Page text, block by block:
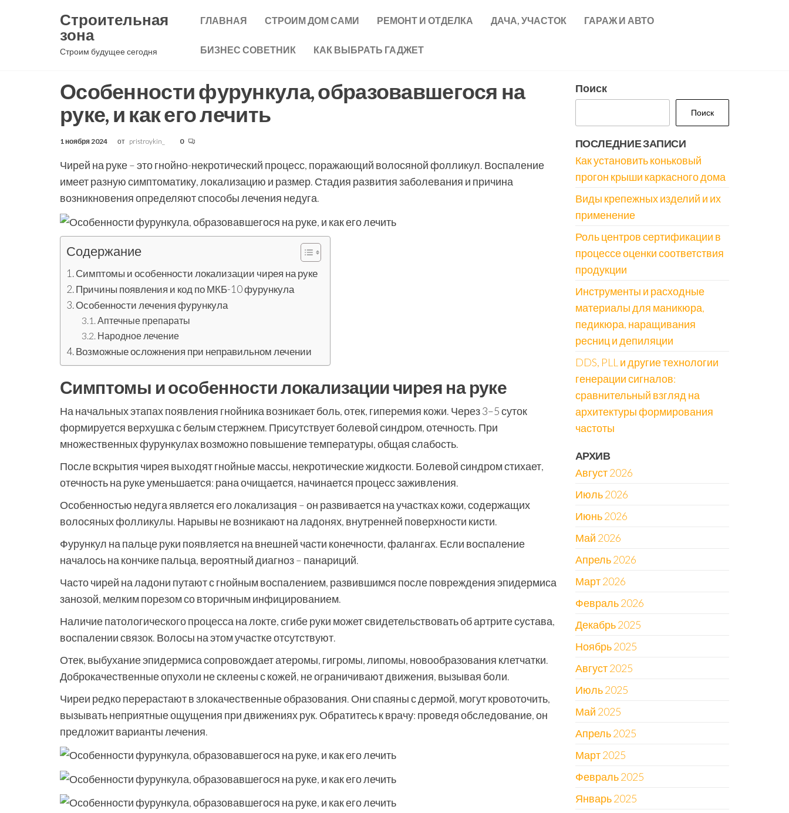
содержимому
Строительная
зона
Строим будущее сегодня
ГЛАВНАЯ СТРОИМ ДОМ САМИ РЕМОНТ И ОТДЕЛКА ДАЧА, УЧАСТОК ГАРАЖ И АВТО
БИЗНЕС СОВЕТНИК КАК ВЫБРАТЬ ГАДЖЕТ
Особенности фурункула, образовавшегося на
руке, и как его лечить
1 ноября 2024 от pristroykin_ 0
Чирей на руке – это гнойно-некротический процесс, поражающий волосяной фолликул. Воспаление
имеет разную симптоматику, локализацию и размер. Стадия развития заболевания и причина
возникновения определяют способы лечения недуга.
Содержание
Симптомы и особенности локализации чирея на руке
Причины появления и код по МКБ-10 фурункула
Особенности лечения фурункула
Аптечные препараты
Народное лечение
Возможные осложнения при неправильном лечении
Симптомы и особенности локализации чирея на руке
На начальных этапах появления гнойника возникает боль, отек, гиперемия кожи. Через 3–5 суток
формируется верхушка с белым стержнем. Присутствует болевой синдром, отечность. При
множественных фурункулах возможно повышение температуры, общая слабость.
После вскрытия чирея выходят гнойные массы, некротические жидкости. Болевой синдром стихает,
отечность на руке уменьшается: рана очищается, начинается процесс заживления.
Особенностью недуга является его локализация – он развивается на участках кожи, содержащих
волосяных фолликулы. Нарывы не возникают на ладонях, внутренней поверхности кисти.
Фурункул на пальце руки появляется на внешней части конечности, фалангах. Если воспаление
началось на кончике пальца, вероятный диагноз – панариций.
Часто чирей на ладони путают с гнойным воспалением, развившимся после повреждения эпидермиса
занозой, мелким порезом со вторичным инфицированием.
Наличие патологического процесса на локте, сгибе руки может свидетельствовать об артрите сустава,
воспалении связок. Волосы на этом участке отсутствуют.
Отек, выбухание эпидермиса сопровождает атеромы, гигромы, липомы, новообразования клетчатки.
Доброкачественные опухоли не склеены с кожей, не ограничивают движения, вызывая боли.
Чиреи редко перерастают в злокачественные образования. Они спаяны с дермой, могут кровоточить,
вызывать неприятные ощущения при движениях рук. Обратитесь к врачу: проведя обследование, он
предложит варианты лечения.
Поиск
Поиск
ПОСЛЕДНИЕ ЗАПИСИ
Как установить коньковый
прогон крыши каркасного дома
Виды крепежных изделий и их
применение
Роль центров сертификации в
процессе оценки соответствия
продукции
Инструменты и расходные
материалы для маникюра,
педикюра, наращивания
ресниц и депиляции
DDS, PLL и другие технологии
генерации сигналов:
сравнительный взгляд на
архитектуры формирования
частоты
АРХИВ
Август 2026
Июль 2026
Июнь 2026
Май 2026
Апрель 2026
Март 2026
Февраль 2026
Декабрь 2025
Ноябрь 2025
Август 2025
Июль 2025
Май 2025
Апрель 2025
Март 2025
Февраль 2025
Январь 2025